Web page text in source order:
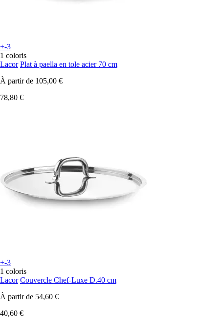
+-3
1 coloris
Lacor Plat à paella en tole acier 70 cm
À partir de 105,00 €
78,80 €
+-3
1 coloris
Lacor Couvercle Chef-Luxe D.40 cm
À partir de 54,60 €
40,60 €